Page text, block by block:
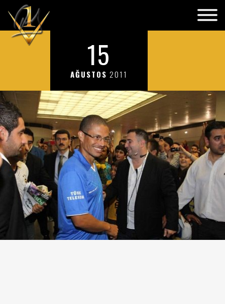
15
AĞUSTOS 2011